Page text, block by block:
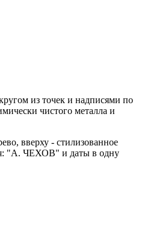
из точек и надписями по
чистого металла и
вверху - стилизованное
"А. ЧЕХОВ" и даты в одну